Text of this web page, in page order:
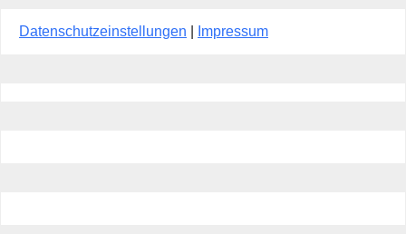
Beiträge
Datenschutzeinstellungen Impressum